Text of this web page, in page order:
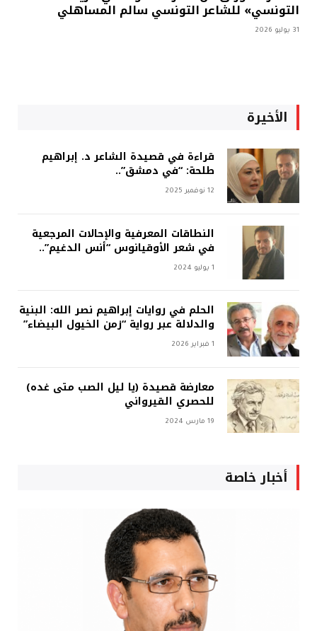
التونسي» للشاعر التونسي سالم المساهلي
31 يوليو 2026
الأخيرة
قراءة في قصيدة الشاعر د. إبراهيم
طلحة: “في دمشق”..
12 نوفمبر 2025
النطاقات المعرفية والإحالات المرجعية
في شعر الأوقيانوس “أنس الدغيم”..
1 يوليو 2024
الحلم في روايات إبراهيم نصر الله: البنية
والدلالة عبر رواية “زمن الخيول البيضاء”
1 فبراير 2026
معارضة قصيدة (يا ليل الصب متى غده)
للحصري القيرواني
19 مارس 2024
أخبار خاصة